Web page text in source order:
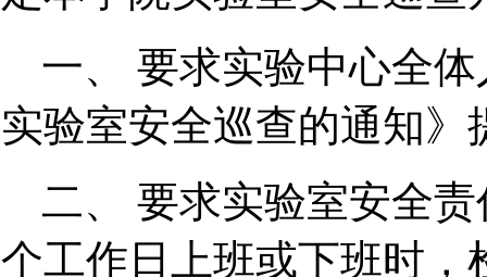
一、 要求实验中心全
实验室安全巡查的通知
二、 要求实验室安全
个工作日上班或下班时